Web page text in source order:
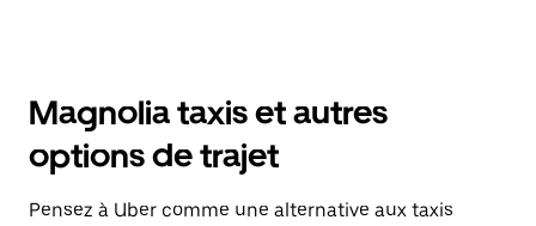
Magnolia taxis et autres
options de trajet
Pensez à Uber comme une alternative aux taxis